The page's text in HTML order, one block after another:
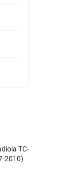
TC-
2010)